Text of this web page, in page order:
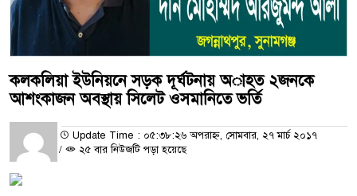
কলকলিয়া ইউনিয়নে সড়ক দূর্ঘটনায় অাহত ২জনকে
আশংকাজন অবস্থায় সিলেট ওসমানিতে ভর্তি
Update Time : ০৫:৩৮:২৬ অপরাহ্ন, সোমবার, ২৭ মার্চ ২০১৭
/
২৫ বার নিউজটি পড়া হয়েছে